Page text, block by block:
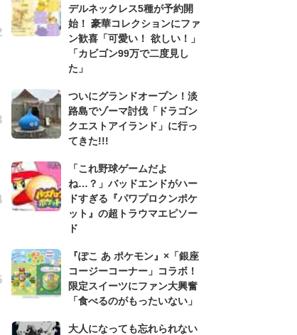
デルネックレス5種が予約開
始！ 豪華コレクションにファ
ン歓喜「可愛い！ 欲しい！」
「カビゴン99万で二度見し
た」
ついにグランドオープン！淡
路島でゾーマ討伐「ドラゴン
クエストアイランド」に行っ
てきた!!!
「これ野球ゲームだよ
ね…？」バッドエンドがハー
ドすぎる『パワプロクンポケ
ット』の超トラウマエピソー
ド
『ぽこ あ ポケモン』×「銀座
コージーコーナー」コラボ！
限定スイーツにファン大興奮
「食べるのがもったいない」
大人になっても忘れられない